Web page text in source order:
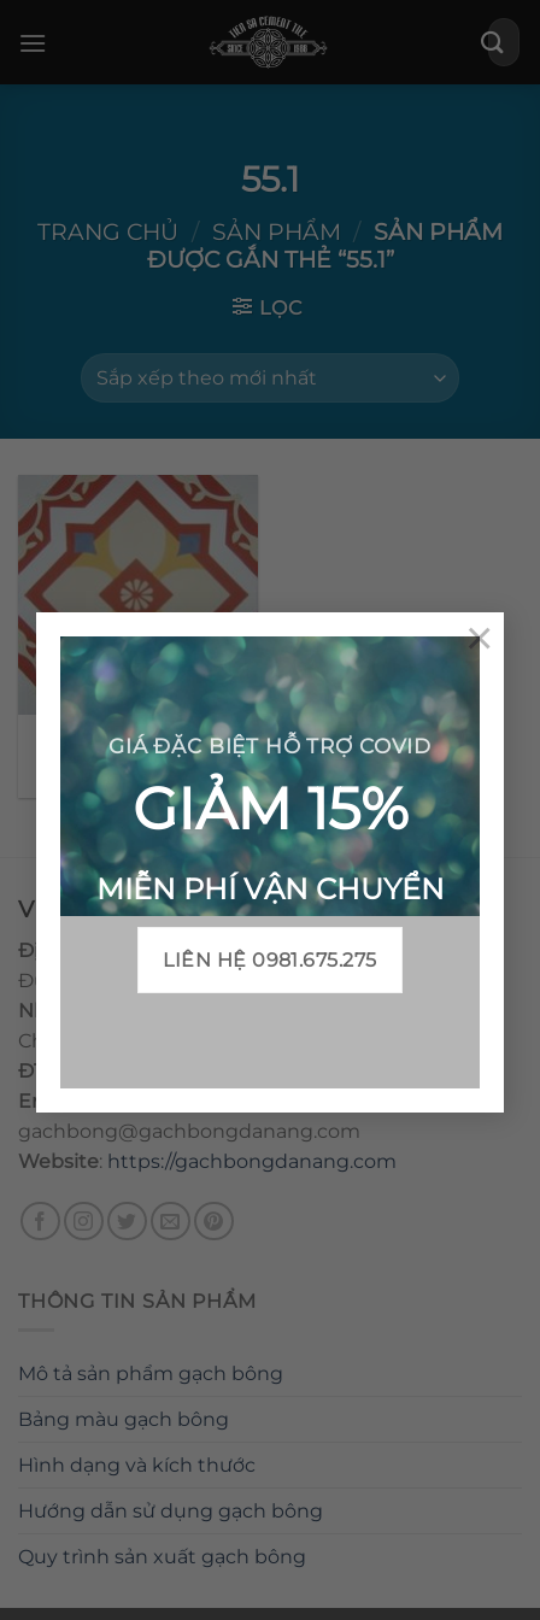
GIÁ ĐẶC BIỆT HỖ TRỢ COVID
GIẢM 15%
MIỄN PHÍ VẬN CHUYỂN
LIÊN HỆ 0981.675.275
×
qua
Tìm
kiếm:
55.1
TRANG CHỦ / SẢN PHẨM / SẢN PHẨM
ĐƯỢC GẮN THẺ “55.1”
LỌC
Gạch bông cổ điển CTS
55.1
VPĐD - CTY TNHH GẠCH BÔNG VIỆT NAM
Địa chỉ:
CCN Quán Lát, Xã Đức Chánh, Huyện Mộ
Đức, Tỉnh Quảng Ngãi
Nhà máy miền trung:
Chánh, Huyện Mộ Đức, Tỉnh Quảng Ngãi, Việt Nam
ĐT
Email
gachbong@gachbongdanang.com
Website: https://gachbongdanang.com
THÔNG TIN SẢN PHẨM
Mô tả sản phẩm gạch bông
Bảng màu gạch bông
Hình dạng và kích thước
Hướng dẫn sử dụng gạch bông
Quy trình sản xuất gạch bông